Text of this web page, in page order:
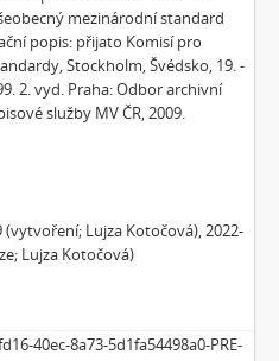
mezinárodní standard
popis: přijato Komisí pro
Stockholm, Švédsko, 19. -
2. vyd. Praha: Odbor archivní
služby MV ČR, 2009.
(vytvoření; Lujza Kotočová), 2022-
Lujza Kotočová)
40ec-8a73-5d1fa54498a0-PRE-